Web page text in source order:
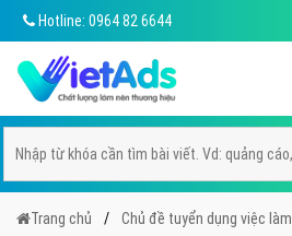
Hotline: 0964 82 6644
Trang chủ Chủ đề tuyển dụng việc làm